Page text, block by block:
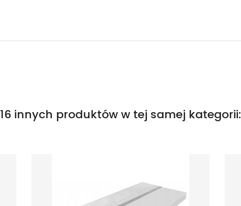
16 innych produktów w tej samej kategorii: